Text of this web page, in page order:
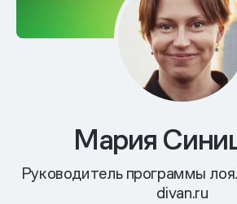
Мария
Руководитель программы
divan.ru